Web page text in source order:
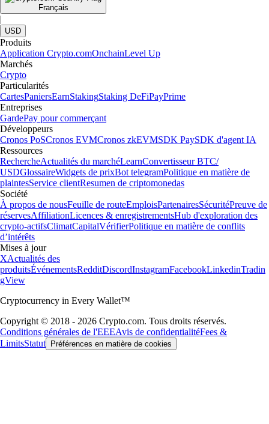
Français
|
USD
Produits
Application Crypto.comOnchainLevel Up
Marchés
Crypto
Particularités
CartesPaniersEarnStakingStaking DeFiPayPrime
Entreprises
GardePay pour commerçant
Développeurs
Cronos PoSCronos EVMCronos zkEVMSDK PaySDK d'agent IA
Ressources
RechercheActualités du marchéLearnConvertisseur BTC/
USDGlossaireWidgets de prixBot telegramPolitique en matière de
plaintesService clientResumen de criptomonedas
Société
À propos de nousFeuille de routeEmploisPartenairesSécuritéPreuve de
réservesAffiliationLicences & enregistrementsHub d'exploration des
crypto-actifsClimatCapitalVérifierPolitique en matière de conflits
d’intérêts
Mises à jour
XActualités des
produitsÉvénementsRedditDiscordInstagramFacebookLinkedinTradin
gView
Cryptocurrency in Every Wallet™
Copyright © 2018 - 2026 Crypto.com. Tous droits réservés.
Conditions générales de l'EEEAvis de confidentialitéFees &
LimitsStatut Préférences en matière de cookies